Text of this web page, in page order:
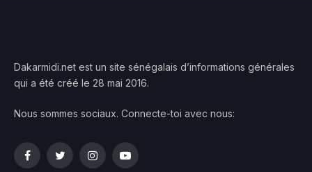
Dakarmidi.net est un site sénégalais d’informations générales
qui a été créé le 28 mai 2016.
Nous sommes sociaux. Connecte-toi avec nous:
FacebookTwitterInstagramYouTube